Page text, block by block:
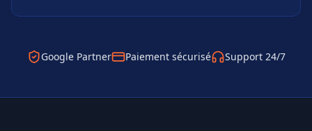
Google Partner Paiement sécurisé Support 24/7